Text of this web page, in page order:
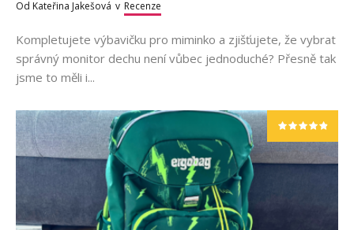
Od Kateřina Jakešová v Recenze
Kompletujete výbavičku pro miminko a zjišťujete, že vybrat
správný monitor dechu není vůbec jednoduché? Přesně tak
jsme to měli i...